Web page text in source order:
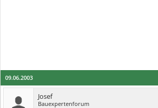
09.06.2003
Josef
Bauexpertenforum